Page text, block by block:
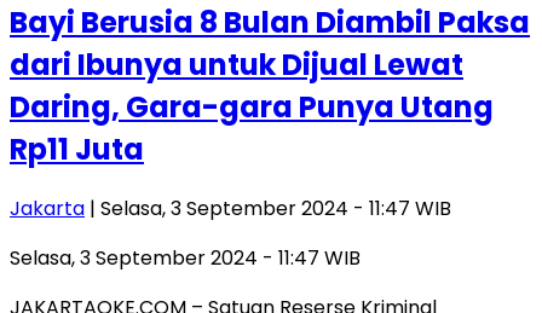
Bayi Berusia 8 Bulan Diambil Paksa
dari Ibunya untuk Dijual Lewat
Daring, Gara-gara Punya Utang
Rp11 Juta
Jakarta | Selasa, 3 September 2024 - 11:47 WIB
Selasa, 3 September 2024 - 11:47 WIB